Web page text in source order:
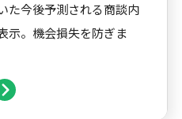
た今後予測される商談内
示。機会損失を防ぎま